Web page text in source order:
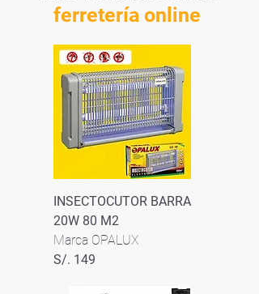
ferretería online
INSECTOCUTOR BARRA
20W 80 M2
Marca OPALUX
S/. 149